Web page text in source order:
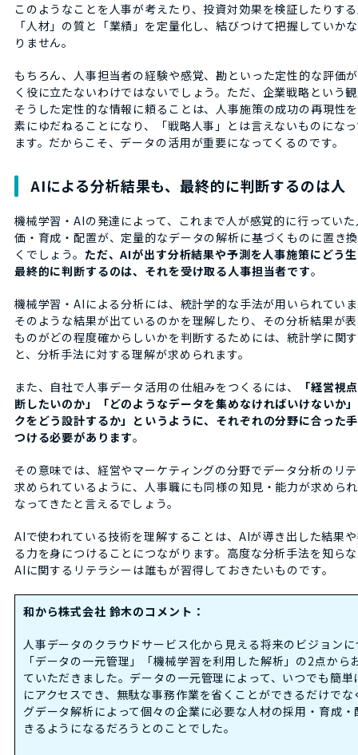
このようなことを人事が考えたり、投資対効果を検証したりす
「人材」の質と「業績」を定量化し、結びつけて把握していか
りません。
もちろん、人事担当者の経験や感覚、勘といった定性的な評価
く役に立たないわけではないでしょう。ただ、企業戦略という
そうした定性的な情報に頼ることは、人事施策の成功の再現性
素にゆだねることになり、「戦略人事」とは言えないものにな
ます。だからこそ、データの活用が重要になってくるのです。
AIによる分析結果も、最終的に判断するのは人
機械学習・AIの発達によって、これまで人が感覚的に行ってい
価・育成・配置が、定量的なデータの解析に基づくものに置き
くでしょう。 ただ、AIが出す分析結果や予測を人事施策にどう
最終的に判断するのは、それを受け取る人事担当者です。
機械学習・AIによる分析には、統計学的な手法が用いられてい
そのような結果が出ているのかを理解したり、その分析結果が
ものがどの程度確からしいかを判断するためには、統計学に関
と、分析手法に対する理解が求められます。
また、自社で人事データ活用の仕組みをつくるには、
「経営視
断したいのか」「どのようなデータを集めなければいけないか
クをどう設計するか」というように、それぞれの分野に合った
つける必要があります。
その意味では、経営やマーケティングの分野でデータ分析のリ
求められているように、人事職にも同様の知見・能力が求めら
なってきたと言えるでしょう。
AIで使われている技術を理解することは、AIが導き出した結果
る力を身につけることにつながります。高度な分析手法を知ら
AIに関するリテラシーは誰もが習得しておきたいものです。
和から株式会社 鈴木のコメント：
人事データのクラウドサービス化から見える将来のビジョン
「データの一元管理」「機械学習を利用した解析」の2点から
ていただきました。データの一元管理によって、いつでも簡単
にアクセスでき、無駄な事務作業を省くことができるだけでな
グデータ解析によって個々の企業に必要な人材の採用・育成
きるようになるだろうとのことでした。